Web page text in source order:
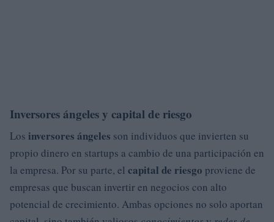
Inversores ángeles y capital de riesgo
Los inversores ángeles son individuos que invierten su
propio dinero en startups a cambio de una participación en
la empresa. Por su parte, el capital de riesgo proviene de
empresas que buscan invertir en negocios con alto
potencial de crecimiento. Ambas opciones no solo aportan